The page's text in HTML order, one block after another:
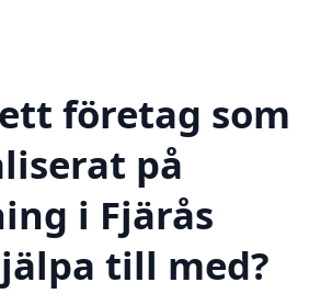
företag som
på
i Fjärås
till med?